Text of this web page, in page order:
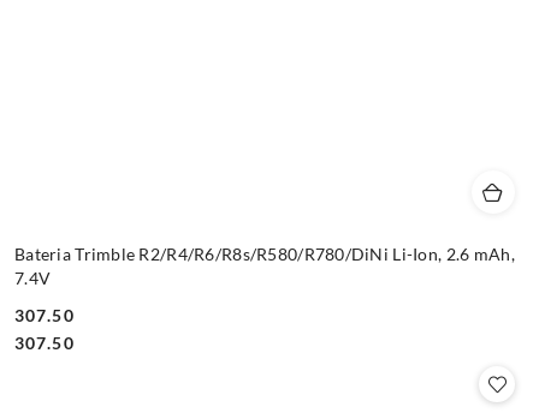
Bateria Trimble R2/R4/R6/R8s/R580/R780/DiNi Li-Ion, 2.6 mAh,
7.4V
Cena:
307.50
Cena:
307.50